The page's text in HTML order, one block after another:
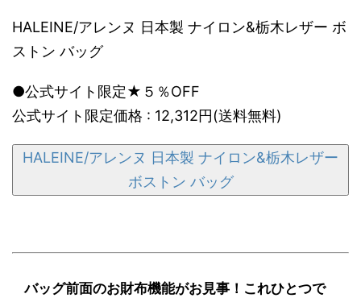
HALEINE/アレンヌ 日本製 ナイロン&栃木レザー ボ
ストン バッグ
●公式サイト限定★５％OFF
公式サイト限定価格 : 12,312円(送料無料)
HALEINE/アレンヌ 日本製 ナイロン&栃木レザー
ボストン バッグ
バッグ前面のお財布機能がお見事！これひとつで